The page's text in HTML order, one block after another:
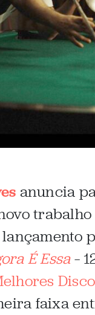
anuncia
É Essa–
faixa